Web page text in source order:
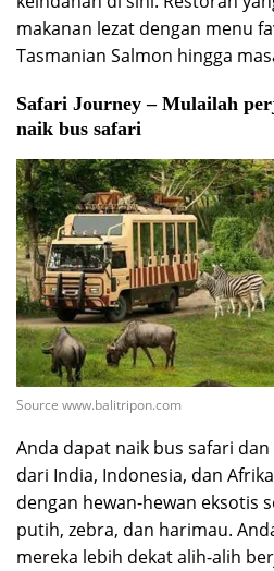
makanan lezat dengan menu
Tasmanian Salmon hingga
Safari Journey – Mulailah
naik bus safari
Source www.balitripon.com
Anda dapat naik bus safari
dari India, Indonesia, dan
dengan hewan-hewan eksotis
putih, zebra, dan harimau.
mereka lebih dekat alih-alih